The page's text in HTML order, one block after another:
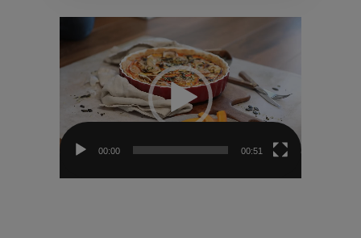
Video-
00:00 00:51